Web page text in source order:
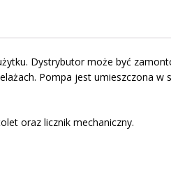
Dystrybutor może być
Pompa jest umieszczona w
oraz licznik mechaniczny.